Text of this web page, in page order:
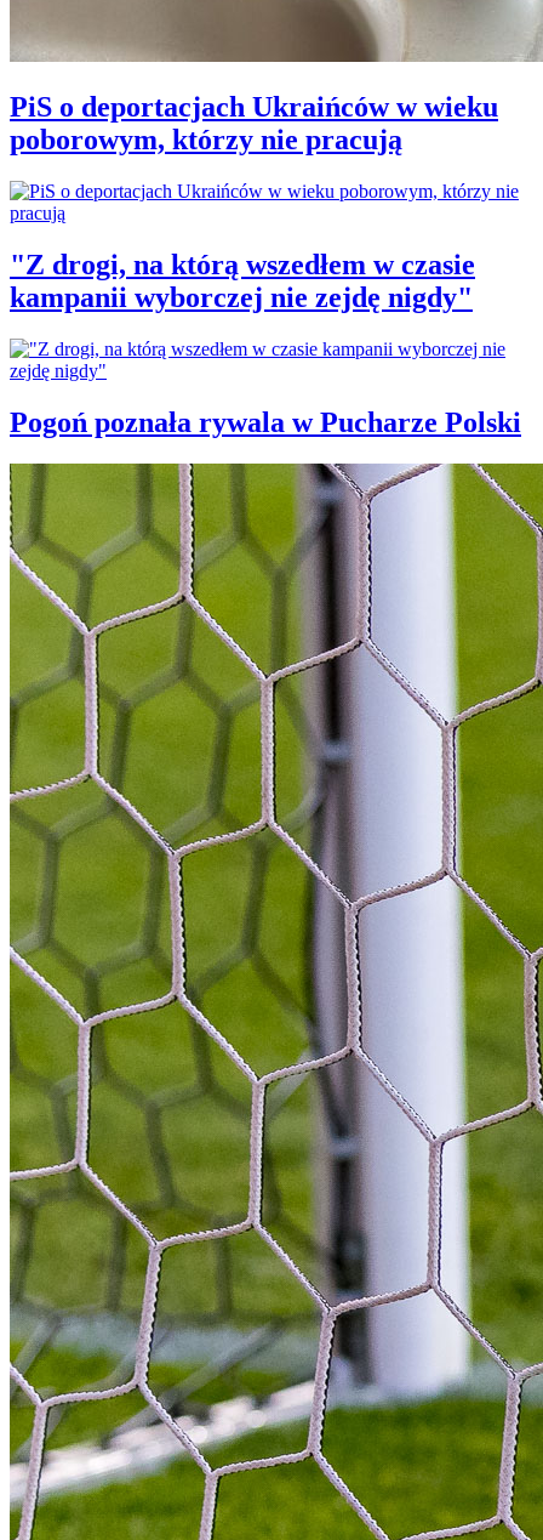
PiS o deportacjach Ukraińców w wieku
poborowym, którzy nie pracują
"Z drogi, na którą wszedłem w czasie
kampanii wyborczej nie zejdę nigdy"
Pogoń poznała rywala w Pucharze Polski